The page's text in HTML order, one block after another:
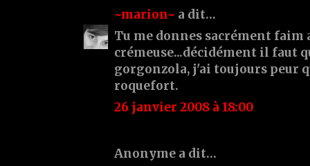
~marion~ a dit…
Tu me donnes sacrément faim
crémeuse...décidément il faut
gorgonzola, j'ai toujours peur
roquefort.
26 janvier 2008 à 18:00
Anonyme a dit…